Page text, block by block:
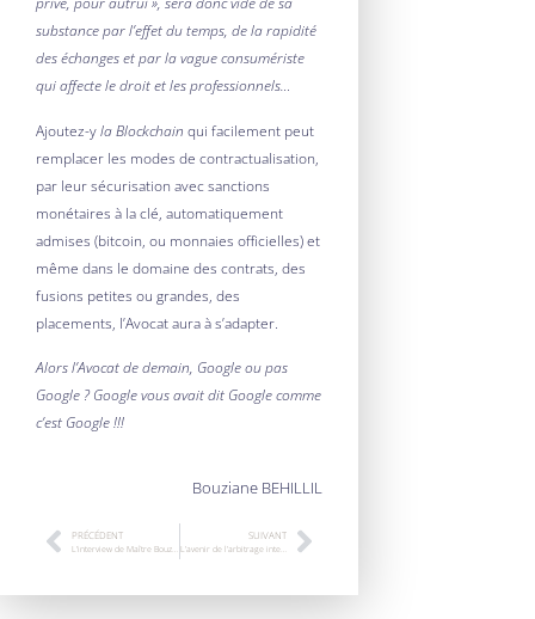
substance par l’effet du temps, de la rapidité
des échanges et par la vague consumériste
qui affecte le droit et les professionnels…
Ajoutez-y la Blockchain qui facilement peut
remplacer les modes de contractualisation,
par leur sécurisation avec sanctions
monétaires à la clé, automatiquement
admises (bitcoin, ou monnaies officielles) et
même dans le domaine des contrats, des
fusions petites ou grandes, des
placements, l’Avocat aura à s’adapter.
Alors l’Avocat de demain, Google ou pas
Google ? Google vous avait dit Google comme
c’est Google !!!
Bouziane BEHILLIL
PRÉCÉDENT
L’interview de Maître Bouziane Behillil
SUIVANT
L’avenir de l’arbitrage international